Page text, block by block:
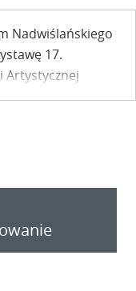
Nadwiślańskiego
17.
Artystycznej
i papier”. Tuż